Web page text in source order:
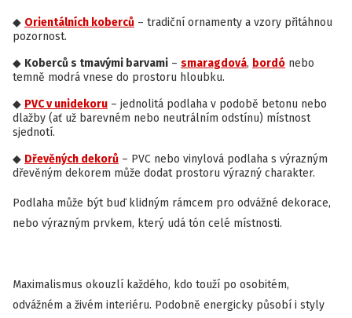
Orientálních koberců – tradiční ornamenty a vzory přitáhnou
pozornost.
Koberců s tmavými barvami – smaragdová, bordó nebo
temně modrá vnese do prostoru hloubku.
PVC v unidekoru – jednolitá podlaha v podobě betonu nebo
dlažby (ať už barevném nebo neutrálním odstínu) místnost
sjednotí.
Dřevěných dekorů – PVC nebo vinylová podlaha s výrazným
dřevěným dekorem může dodat prostoru výrazný charakter.
Podlaha může být buď klidným rámcem pro odvážné dekorace,
nebo výrazným prvkem, který udá tón celé místnosti.
Maximalismus okouzlí každého, kdo touží po osobitém,
odvážném a živém interiéru. Podobně energicky působí i styly